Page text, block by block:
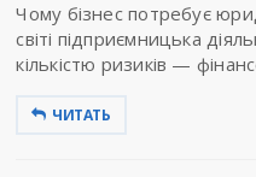
Чому бізнес потребує
світі підприємницька
кількістю ризиків —
ЧИТАТЬ